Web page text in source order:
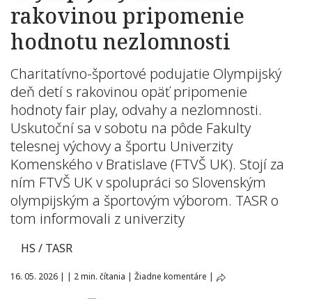
rakovinou pripomenie
hodnotu nezlomnosti
Charitatívno-športové podujatie Olympijský
deň detí s rakovinou opäť pripomenie
hodnoty fair play, odvahy a nezlomnosti.
Uskutoční sa v sobotu na pôde Fakulty
telesnej výchovy a športu Univerzity
Komenského v Bratislave (FTVŠ UK). Stojí za
ním FTVŠ UK v spolupráci so Slovenským
olympijským a športovým výborom. TASR o
tom informovali z univerzity
HS / TASR
16. 05. 2026 | | 2 min. čítania | Žiadne komentáre |